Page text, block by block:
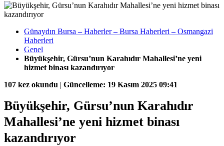
Günaydın Bursa – Haberler – Bursa Haberleri – Osmangazi
Haberleri
Genel
Büyükşehir, Gürsu’nun Karahıdır Mahallesi’ne yeni
hizmet binası kazandırıyor
107 kez okundu | Güncelleme: 19 Kasım 2025 09:41
Büyükşehir, Gürsu’nun Karahıdır
Mahallesi’ne yeni hizmet binası
kazandırıyor